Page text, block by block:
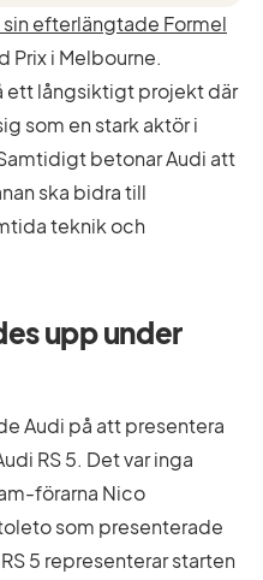
sin efterlängtade Formel
Prix i Melbourne.
ett långsiktigt projekt där
som en stark aktör i
betonar Audi att
ska bidra till
teknik och
upp under
Audi på att presentera
RS 5. Det var inga
förarna Nico
som presenterade
5 representerar starten